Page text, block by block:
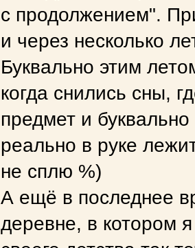
с продолжением".
и через несколько
Буквально этим
когда снились сны,
предмет и буквально
реально в руке
не сплю %)
А ещё в последнее
деревне, в котором